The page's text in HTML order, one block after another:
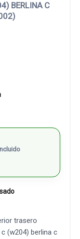
BERLINA C
trasero
(w204) berlina c